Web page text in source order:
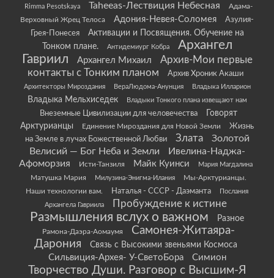
Rimma Pesotskaya Taheeas-Лествиция Небесная
Адама-
Верховный Жрец Телоса
Адония-Невея-Соломея
Азулия-
Грея-Понесея
Активации и Посвящения. Обучение на
Тонком плане.
Антидемиург Кобра
Архангел
Гавриил
Архангел Михаил
Архив-Мои первые
контакты с Тонким планом
Архив Хроник Акаши
Архитекторы Мироздания ВераЛюдома-Анунция Владыка Илларион
Владыка Мельхиседек Владыки Тонкого плана извещают нам
Внеземные Цивилизации для человечества
Говорят
Арктурианцы
Единение Мироздания для Новой Земли
Жизнь
на Земле в лучах Божественной Любви
Злата
Золотой
Велисий — Бог Неба и Земли
Ивелина-Наджа-
Афоморзия
Исти-Танзиля Майк Куинси Мария Магдалина
Матушка Мария Милузина-Энигма-Илания
Мы-Арктурианцы.
Наши технологии вам.
Наталья - СССР - Даэманта
Послания
Архангела Гавриила
Пробуждение к истине
Размышления вслух о важном Разное
Рамона-Даэра-Аомаумя
Самонея-Житаяра-
Дарония
Связь с Высокими звеньями Космоса
Сильвиция-Архея- У-СветоБора Симион
Творчество Души. Разговор с Высшим-Я